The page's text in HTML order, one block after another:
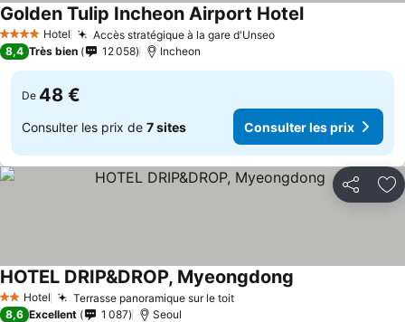
4 Étoiles Hotel Accès stratégique à la gare d'UnseoConsulter les prix
Golden Tulip Incheon Airport HotelConsulter les
8,4 Très bien 12 058 Incheon
De 48 €
Consulter les prix de 7 sites Consulter les prix
Partager
2 Étoiles
Hotel Terrasse panoramique sur le toitConsulter les prix
HOTEL DRIP&DROP, Myeongdong
8,6 Excellent 1 087 Seoul